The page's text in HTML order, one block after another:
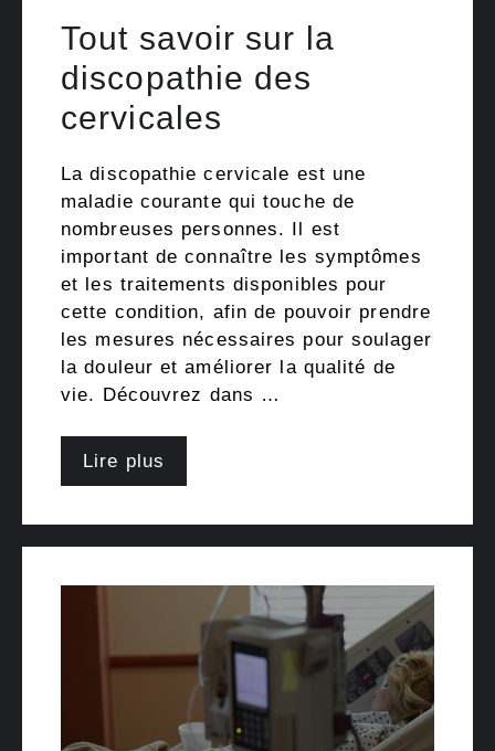
Tout savoir sur la
discopathie des
cervicales
La discopathie cervicale est une
maladie courante qui touche de
nombreuses personnes. Il est
important de connaître les symptômes
et les traitements disponibles pour
cette condition, afin de pouvoir prendre
les mesures nécessaires pour soulager
la douleur et améliorer la qualité de
vie. Découvrez dans …
Lire plus